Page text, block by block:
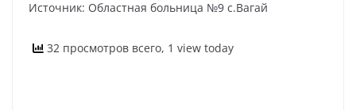
Источник: Областная больница №9 с.Вагай
32 просмотров всего, 1 view today